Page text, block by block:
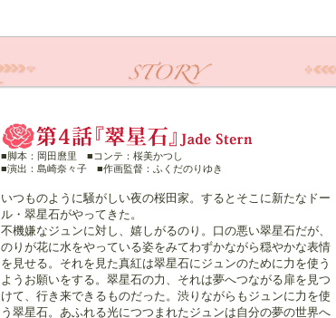
■脚本：岡田麿里 ■コンテ：桜美かつし
■演出：島崎奈々子 ■作画監督：ふくだのりゆき
いつものように騒がしい夜の桜田家。するとそこに新たなドー
ル・翠星石がやってきた。
不機嫌なジュンに対し、嬉しがるのり。口の悪い翠星石だが、
のりが花に水をやっている姿をみてわずかながら穏やかな表情
を見せる。それを見た真紅は翠星石にジュンのために力を使う
ようお願いをする。翠星石の力、それは夢へつながる扉を見つ
けて、行き来できるものだった。渋りながらもジュンに力を使
う翠星石。あふれる光につつまれたジュンは自分の夢の世界へ